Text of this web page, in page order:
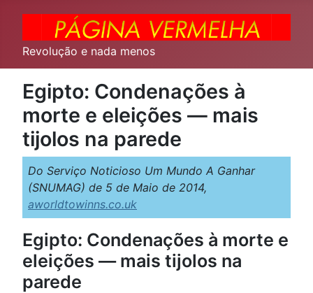
Revolução e nada menos
Egipto: Condenações à
morte e eleições — mais
tijolos na parede
Do Serviço Noticioso Um Mundo A Ganhar
(SNUMAG) de 5 de Maio de 2014,
aworldtowinns.co.uk
Egipto: Condenações à morte e
eleições — mais tijolos na
parede